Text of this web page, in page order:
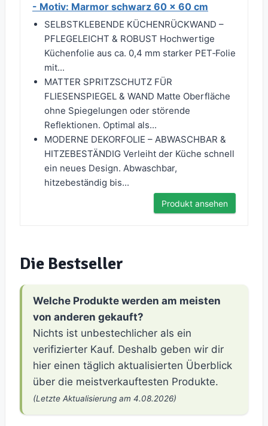
- Motiv: Marmor schwarz 60 x 60 cm
SELBSTKLEBENDE KÜCHENRÜCKWAND –
PFLEGELEICHT & ROBUST Hochwertige
Küchenfolie aus ca. 0,4 mm starker PET‑Folie
mit...
MATTER SPRITZSCHUTZ FÜR
FLIESENSPIEGEL & WAND Matte Oberfläche
ohne Spiegelungen oder störende
Reflektionen. Optimal als...
MODERNE DEKORFOLIE – ABWASCHBAR &
HITZEBESTÄNDIG Verleiht der Küche schnell
ein neues Design. Abwaschbar,
hitzebeständig bis...
Produkt ansehen
Die Bestseller
Welche Produkte werden am meisten
von anderen gekauft?
Nichts ist unbestechlicher als ein
verifizierter Kauf. Deshalb geben wir dir
hier einen täglich aktualisierten Überblick
über die meistverkauftesten Produkte.
(Letzte Aktualisierung am 4.08.2026)